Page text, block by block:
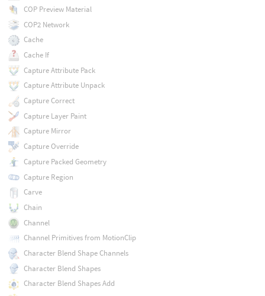
COP Preview Material
COP2 Network
Cache
Cache If
Capture Attribute Pack
Capture Attribute Unpack
Capture Correct
Capture Layer Paint
Capture Mirror
Capture Override
Capture Packed Geometry
Capture Region
Carve
Chain
Channel
Channel Primitives from MotionClip
Character Blend Shape Channels
Character Blend Shapes
Character Blend Shapes Add